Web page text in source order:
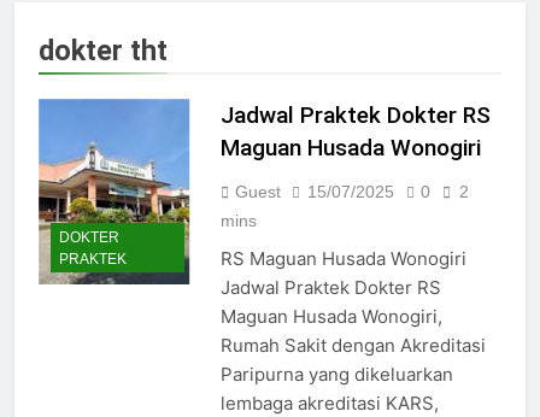
15/07/2025
Jadwal Praktek Dokter RS
Maguan Husada Wonogiri
15/07/2025
Daftar online rs sarila
15/07/2025
Jadwal Dokter RS. Puri Asih
Salatiga 2025
15/07/2025
Jadwal Dokter RS Mulia
Hati Wonogiri
dokter tht
DOKTER
PRAKTEK
Jadwal Praktek Dokter RS
Maguan Husada Wonogiri
Guest 15/07/2025 0
2
mins
RS Maguan Husada Wonogiri
Jadwal Praktek Dokter RS
Maguan Husada Wonogiri,
Rumah Sakit dengan Akreditasi
Paripurna yang dikeluarkan
lembaga akreditasi KARS,